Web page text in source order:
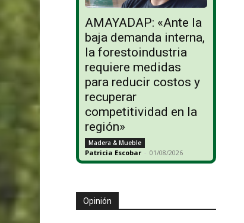
AMAYADAP: «Ante la
baja demanda interna,
la forestoindustria
requiere medidas
para reducir costos y
recuperar
competitividad en la
región»
Madera & Mueble
Patricia Escobar - 01/08/2026
Opinión